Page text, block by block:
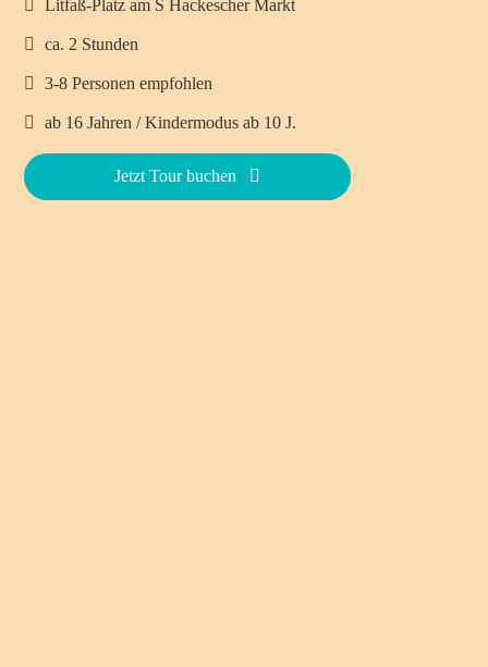
Litfaß-Platz am S Hackescher Markt
ca. 2 Stunden
3-8 Personen empfohlen
ab 16 Jahren / Kindermodus ab 10 J.
Jetzt Tour buchen